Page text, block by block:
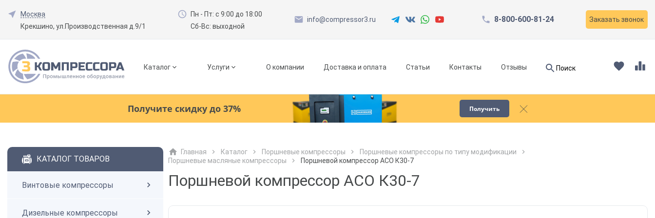
Москва
Крекшино, ул.Производственная д.9/1
Пн - Пт: с 9:00 до 18:00
Сб-Вс: выходной
info@compressor3.ru 8-800-600-81-24 Заказать звонок
Каталог
Рефрижераторные осушители
Адсорбционные осушители
Услуги О компании Доставка и оплата Статьи Контакты Отзывы Поиск
Получите скидку до 37% Получить
Смотреть все товары(0)
КАТАЛОГ ТОВАРОВ
Винтовые компрессоры
Дизельные компрессоры
Главная Каталог Поршневые компрессоры
Поршневые компрессоры по типу модификации
Поршневые масляные компрессоры
Поршневой компрессор АСО К30-7
Поршневой компрессор АСО К30-7
Как к Вам обращаться?
Телефон
Как к Вам обращаться?
Телефон
Город доставки
Как к Вам обращаться?
Как к Вам обращаться?